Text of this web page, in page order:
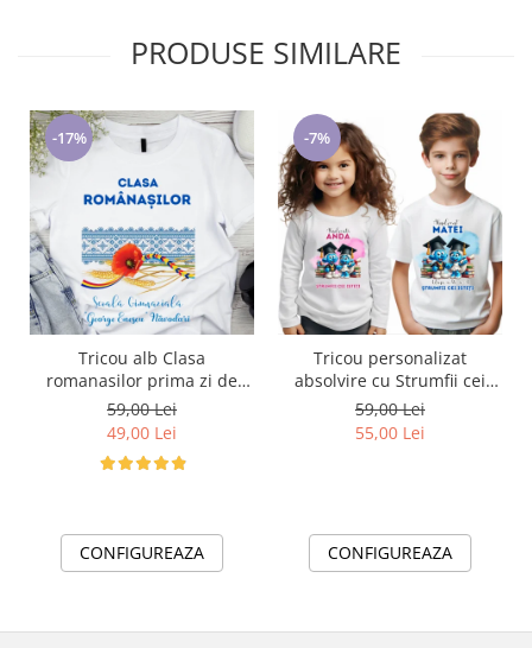
PRODUSE SIMILARE
-17%
Tricou alb Clasa
romanasilor prima zi de
gradinita sau scoala din
bumbac ABS1133
59,00 Lei
49,00 Lei
CONFIGUREAZA
-7%
Tricou personalizat
absolvire cu Strumfii cei
isteti
59,00 Lei
55,00 Lei
CONFIGUREAZA